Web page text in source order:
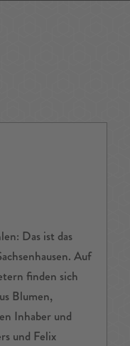
Das ist das
Auf
finden sich
Blumen,
Inhaber und
und Felix